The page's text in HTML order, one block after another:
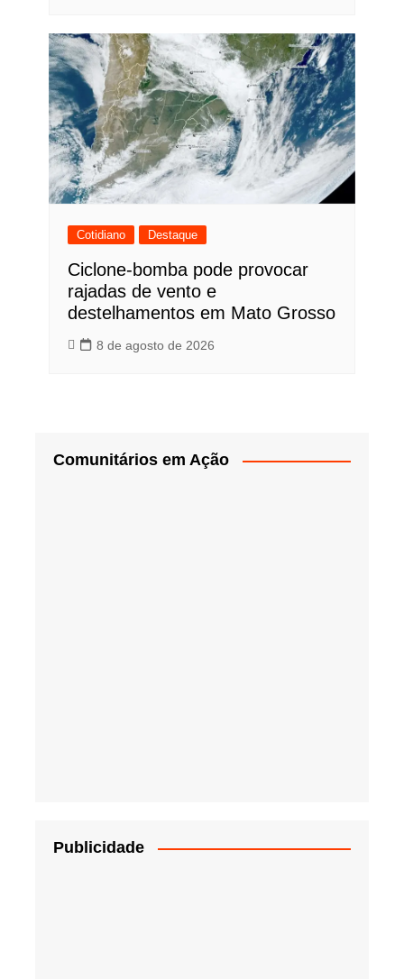
Cotidiano Destaque
Ciclone-bomba pode provocar
rajadas de vento e
destelhamentos em Mato Grosso
8 de agosto de 2026
Comunitários em Ação
Publicidade